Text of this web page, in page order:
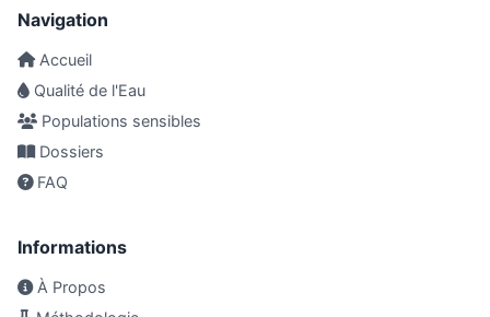
Navigation
Accueil
Qualité de l'Eau
Populations sensibles
Dossiers
FAQ
Informations
À Propos